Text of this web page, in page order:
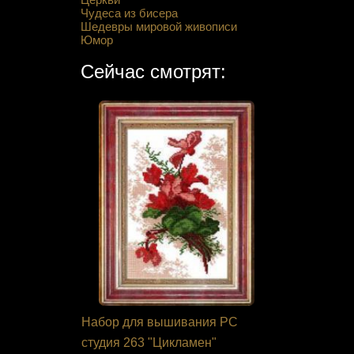
Чудеса из бисера
Шедевры мировой живописи
Юмор
Сейчас смотрят:
Набор для вышивания РС
студия 263 "Цикламен"